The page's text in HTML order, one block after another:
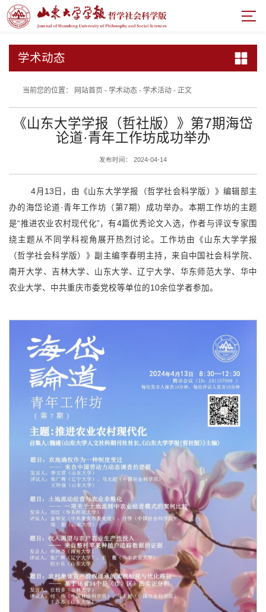
学术动态
当前您的位置： 网站首页- 学术动态- 学术活动- 正文
《山东大学学报（哲社版）》第7期海岱
论道·青年工作坊成功举办
发布时间： 2024-04-14
4月13日，由《山东大学学报（哲学社会科学版）》编辑部主
办的海岱论道·青年工作坊（第7期）成功举办。本期工作坊的主题
是“推进农业农村现代化”，有4篇优秀论文入选，作者与评议专家围
绕主题从不同学科视角展开热烈讨论。工作坊由《山东大学学报
（哲学社会科学版）》副主编李春明主持，来自中国社会科学院、
南开大学、吉林大学、山东大学、辽宁大学、华东师范大学、华中
农业大学、中共重庆市委党校等单位的10余位学者参加。